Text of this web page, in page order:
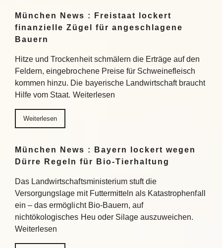
München News : Freistaat lockert
finanzielle Zügel für angeschlagene
Bauern
Hitze und Trockenheit schmälern die Erträge auf den
Feldern, eingebrochene Preise für Schweinefleisch
kommen hinzu. Die bayerische Landwirtschaft braucht
Hilfe vom Staat. Weiterlesen
Weiterlesen
München News : Bayern lockert wegen
Dürre Regeln für Bio-Tierhaltung
Das Landwirtschaftsministerium stuft die
Versorgungslage mit Futtermitteln als Katastrophenfall
ein – das ermöglicht Bio-Bauern, auf
nichtökologisches Heu oder Silage auszuweichen.
Weiterlesen